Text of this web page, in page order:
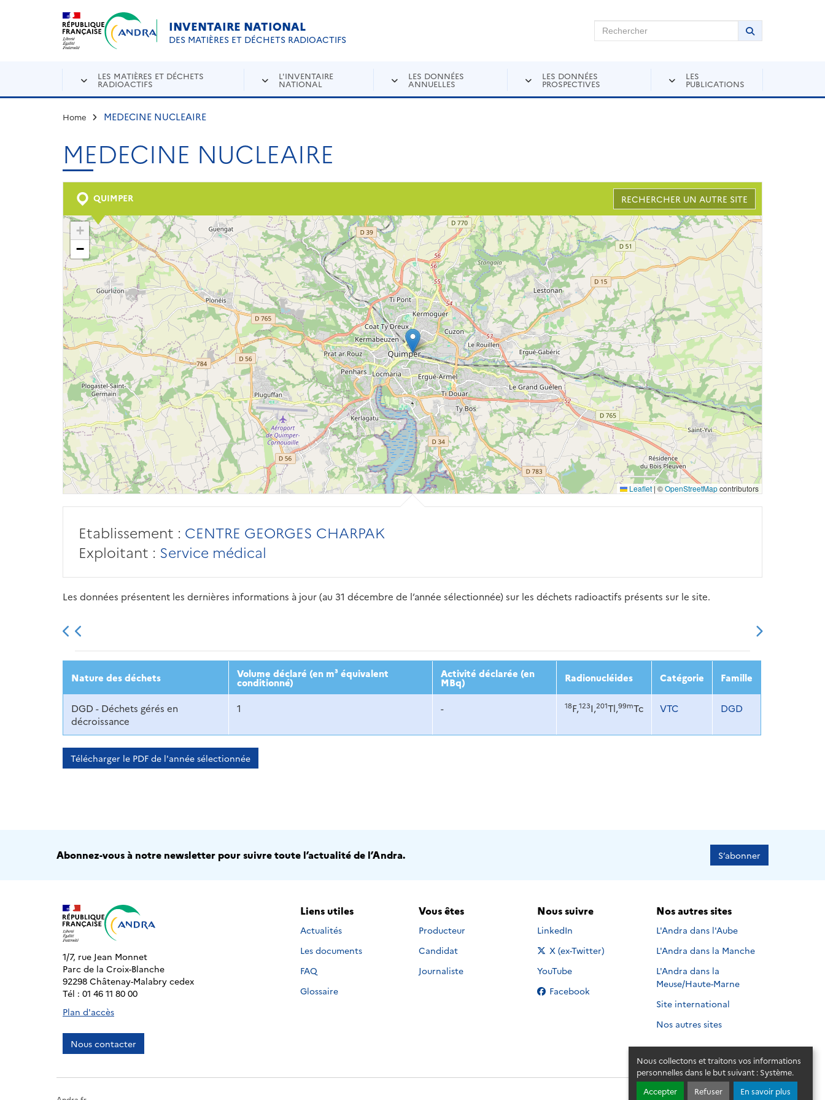
Nous collectons et traitons vos informations
personnelles dans le but suivant : Système.
Accepter
Refuser En savoir plus
Aller au contenu principal
INVENTAIRE NATIONAL
DES MATIÈRES ET DÉCHETS RADIOACTIFS
Rechercher sur Andra Inventaire Rechercher
Lancer la
LES MATIÈRES ET DÉCHETS
RADIOACTIFS
L'INVENTAIRE
NATIONAL
LES DONNÉES
ANNUELLES
LES DONNÉES
PROSPECTIVES
LES
PUBLICATIONS
Home MEDECINE NUCLEAIRE
MEDECINE NUCLEAIRE
QUIMPER RECHERCHER UN AUTRE SITE
+
−
Leaflet | ©OpenStreetMapcontributors
Etablissement : CENTRE GEORGES CHARPAK
Exploitant : Service médical
Les données présentent les dernières informations à jour (au 31 décembre de l’année sélectionnée) sur les déchets radioactifs présents sur le site.
2013 2014 2015 2016 2017 2018 2019 2020 2021 2022 2023
Nature des déchets Volume déclaré (en m³ équivalent
conditionné)
Activité déclarée (en
MBq) Radionucléides Catégorie Famille
DGD - Déchets gérés en
décroissance
1 - 18F,123I,201Tl,99mTc VTC DGD
Télécharger le PDF de l'année sélectionnée
Abonnez-vous à notre newsletter pour suivre toute l’actualité de l’Andra. S’abonner
1/7, rue Jean Monnet
Parc de la Croix-Blanche
92298 Châtenay-Malabry cedex
Tél : 01 46 11 80 00
Plan d'accès
Nous contacter
Liens utiles
Actualités
Les documents
FAQ
Glossaire
Vous êtes
Producteur
Candidat
Journaliste
Nous suivre
Nous suivre sur
LinkedIn
Nous suivre sur
X (ex-Twitter)
Nous suivre sur
YouTube
Nous suivre sur
Facebook
Nos autres sites
L'Andra dans l'Aube
L'Andra dans la Manche
L'Andra dans la
Meuse/Haute-Marne
Site international
Nos autres sites